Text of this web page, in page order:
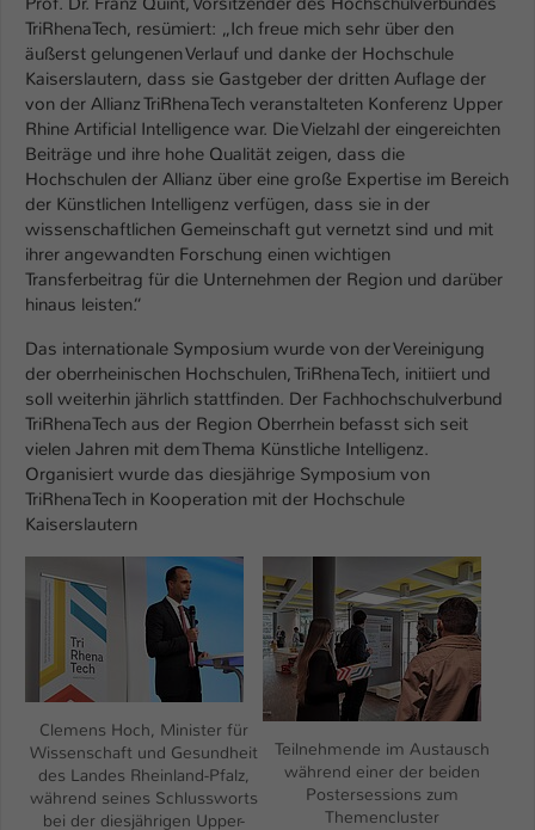
Show larger version
Clemens Hoch, Minister für
Wissenschaft und Gesundheit
des Landes Rheinland-Pfalz,
während seines Schlussworts
bei der diesjährigen Upper-
Show larger version
Teilnehmende im Austausch
während einer der beiden
Postersessions zum
Themencluster
TriRhenaTech, resümiert: „Ich freue mich sehr über den
äußerst gelungenen Verlauf und danke der Hochschule
Kaiserslautern, dass sie Gastgeber der dritten Auflage der
von der Allianz TriRhenaTech veranstalteten Konferenz Upper
Rhine Artificial Intelligence war. Die Vielzahl der eingereichten
Beiträge und ihre hohe Qualität zeigen, dass die
Hochschulen der Allianz über eine große Expertise im Bereich
der Künstlichen Intelligenz verfügen, dass sie in der
wissenschaftlichen Gemeinschaft gut vernetzt sind und mit
ihrer angewandten Forschung einen wichtigen
Transferbeitrag für die Unternehmen der Region und darüber
hinaus leisten.“
Das internationale Symposium wurde von der Vereinigung
der oberrheinischen Hochschulen, TriRhenaTech, initiiert und
soll weiterhin jährlich stattfinden. Der Fachhochschulverbund
TriRhenaTech aus der Region Oberrhein befasst sich seit
vielen Jahren mit dem Thema Künstliche Intelligenz.
Organisiert wurde das diesjährige Symposium von
TriRhenaTech in Kooperation mit der Hochschule
Kaiserslautern